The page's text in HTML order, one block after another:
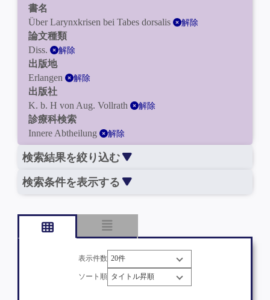
書名
Über Larynxkrisen bei Tabes dorsalis
解除
論文種類
Diss.
解除
出版地
Erlangen
解除
出版社
K. b. H von Aug. Vollrath
解除
診療科検索
Innere Abtheilung
解除
検索結果を絞り込む
検索条件を表示する
表示件数
ソート順